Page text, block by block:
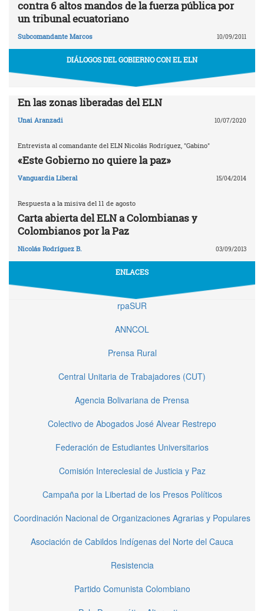
contra 6 altos mandos de la fuerza pública por
un tribunal ecuatoriano
Subcomandante Marcos 10/09/2011
DIÁLOGOS DEL GOBIERNO CON EL ELN
En las zonas liberadas del ELN
Unai Aranzadi 10/07/2020
Entrevista al comandante del ELN Nicolás Rodríguez, "Gabino"
«Este Gobierno no quiere la paz»
Vanguardia Liberal 15/04/2014
Respuesta a la misiva del 11 de agosto
Carta abierta del ELN a Colombianas y
Colombianos por la Paz
Nicolás Rodríguez B. 03/09/2013
ENLACES
rpaSUR
ANNCOL
Prensa Rural
Central Unitaria de Trabajadores (CUT)
Agencia Bolivariana de Prensa
Colectivo de Abogados José Alvear Restrepo
Federación de Estudiantes Universitarios
Comisión Intereclesial de Justicia y Paz
Campaña por la Libertad de los Presos Políticos
Coordinación Nacional de Organizaciones Agrarias y Populares
Asociación de Cabildos Indígenas del Norte del Cauca
Resistencia
Partido Comunista Colombiano